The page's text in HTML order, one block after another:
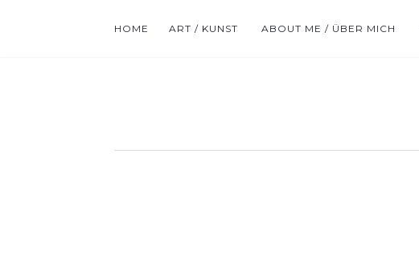
HOME ART / KUNST ABOUT ME / ÜBER MICH